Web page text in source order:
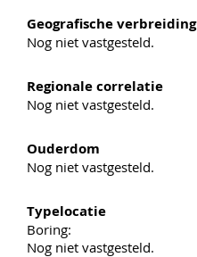
Geografische verbreiding
Nog niet vastgesteld.
Regionale correlatie
Nog niet vastgesteld.
Ouderdom
Nog niet vastgesteld.
Typelocatie
Boring:
Nog niet vastgesteld.